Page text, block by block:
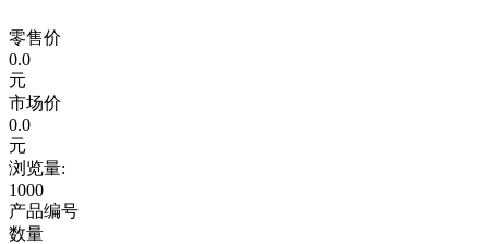
零售价
0.0
元
市场价
0.0
元
浏览量:
1000
产品编号
数量